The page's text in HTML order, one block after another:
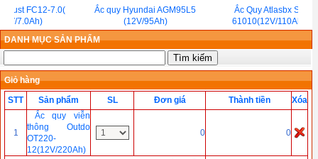
Must FC12-7.0(
7.0Ah)
Ắc quy Hyundai AGM95L5
(12V/95Ah)
Ắc Quy Atlasbx SE
61010(12V/110Ah )
DANH MỤC SẢN PHẨM
Giỏ hàng
STT
Sản phẩm SL Đơn giá Thành tiền Xóa
1
Ắc quy viễn
thông Outdo
OT220-
12(12V/220Ah)
0 0